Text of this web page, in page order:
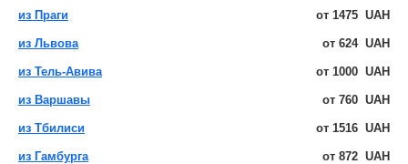
из Праги от 1475 UAH
из Львова от 624 UAH
из Тель-Авива от 1000 UAH
из Варшавы от 760 UAH
из Тбилиси от 1516 UAH
из Гамбурга от 872 UAH